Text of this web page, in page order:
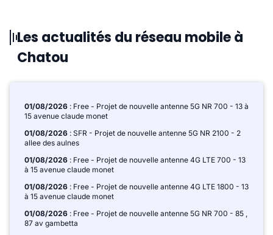
Les actualités du réseau mobile à
Chatou
01/08/2026 : Free - Projet de nouvelle antenne 5G NR 700 - 13 à
15 avenue claude monet
01/08/2026 : SFR - Projet de nouvelle antenne 5G NR 2100 - 2
allee des aulnes
01/08/2026 : Free - Projet de nouvelle antenne 4G LTE 700 - 13
à 15 avenue claude monet
01/08/2026 : Free - Projet de nouvelle antenne 4G LTE 1800 - 13
à 15 avenue claude monet
01/08/2026 : Free - Projet de nouvelle antenne 5G NR 700 - 85 ,
87 av gambetta